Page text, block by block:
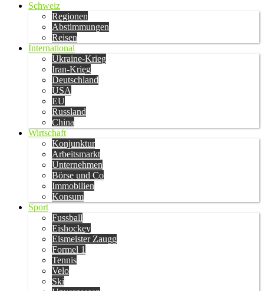
Schweiz
Regionen
Abstimmungen
Reisen
International
Ukraine-Krieg
Iran-Krieg
Deutschland
USA
EU
Russland
China
Wirtschaft
Konjunktur
Arbeitsmarkt
Unternehmen
Börse und Co
Immobilien
Konsum
Sport
Fussball
Eishockey
Eismeister Zaugg
Formel 1
Tennis
Velo
Ski